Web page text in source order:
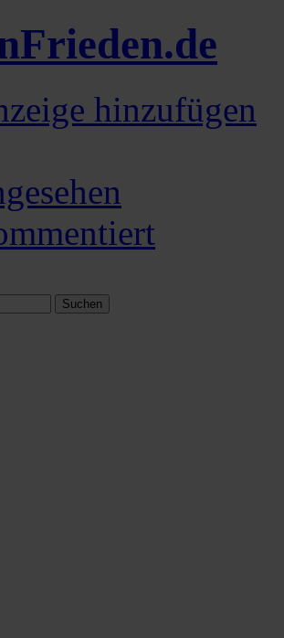
Frieden.de
hinzufügen